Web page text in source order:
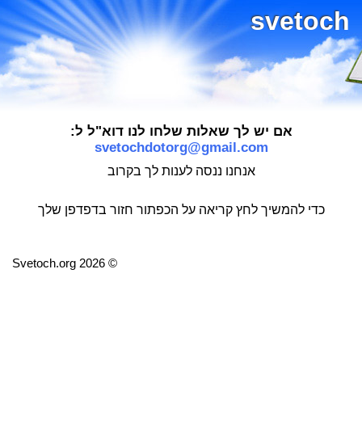
svetoch
אם יש לך שאלות שלחו לנו דוא"ל ל:
svetochdotorg@gmail.com
אנחנו ננסה לענות לך בקרוב
כדי להמשיך לחץ קריאה על הכפתור חזור בדפדפן שלך
© 2026 Svetoch.org